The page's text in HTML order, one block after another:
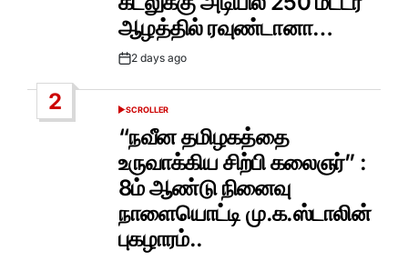
ஆழத்தில் ரவுண்டானா…
Post2 days ago
2
POSTED
IN
SCROLLER
“நவீன தமிழகத்தை
உருவாக்கிய சிற்பி கலைஞர்” :
8ம் ஆண்டு நினைவு
நாளையொட்டி மு.க.ஸ்டாலின்
புகழாரம்..